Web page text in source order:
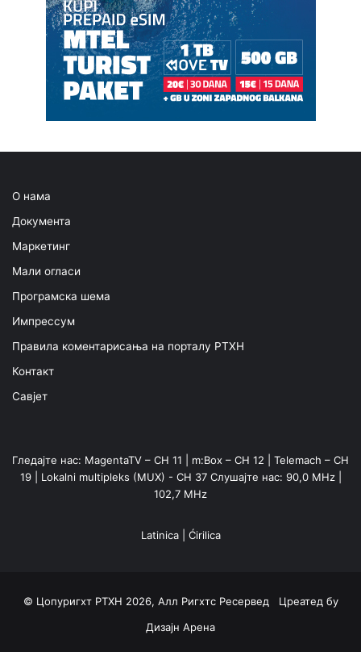
О нама
Документа
Маркетинг
Мали огласи
Програмска шема
Импрессум
Правила коментарисања на порталу РТХН
Контакт
Савјет
Гледајте нас: MagentaTV – CH 11 | m:Box – CH 12 | Telemach – CH
19 | Lokalni multipleks (MUX) - CH 37 Слушајте нас: 90,0 MHz |
102,7 MHz
Latinica| Ćirilica
© Цопyригхт РТХН 2026, Алл Ригхтс Ресервед Цреатед бy
Дизајн Арена